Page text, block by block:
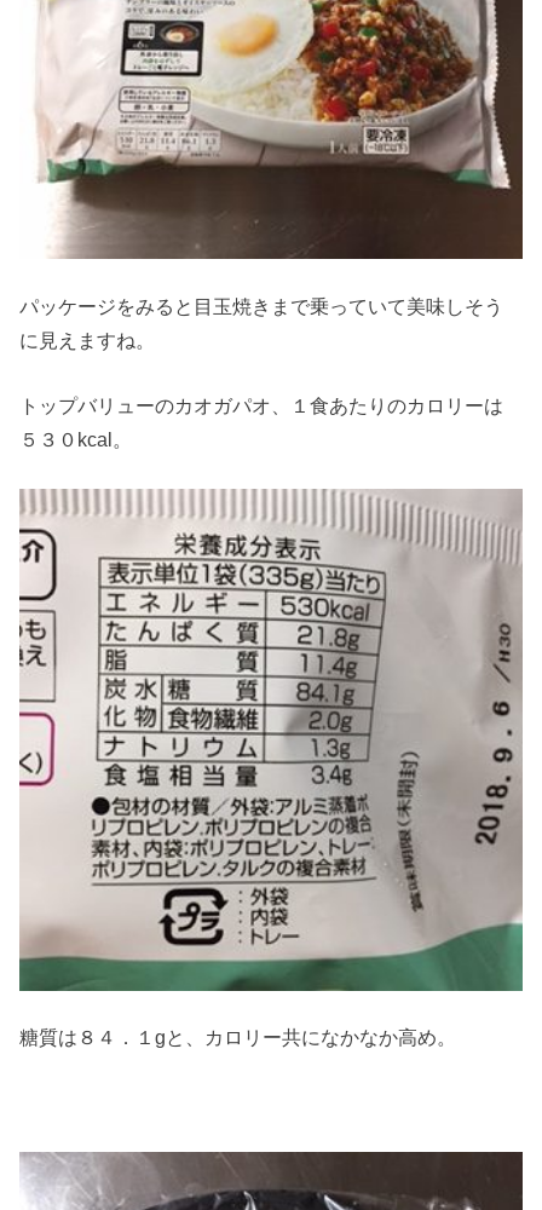
パッケージをみると目玉焼きまで乗っていて美味しそう
に見えますね。
トップバリューのカオガパオ、１食あたりのカロリーは
５３０kcal。
糖質は８４．１gと、カロリー共になかなか高め。